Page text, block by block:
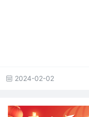
2024-02-02